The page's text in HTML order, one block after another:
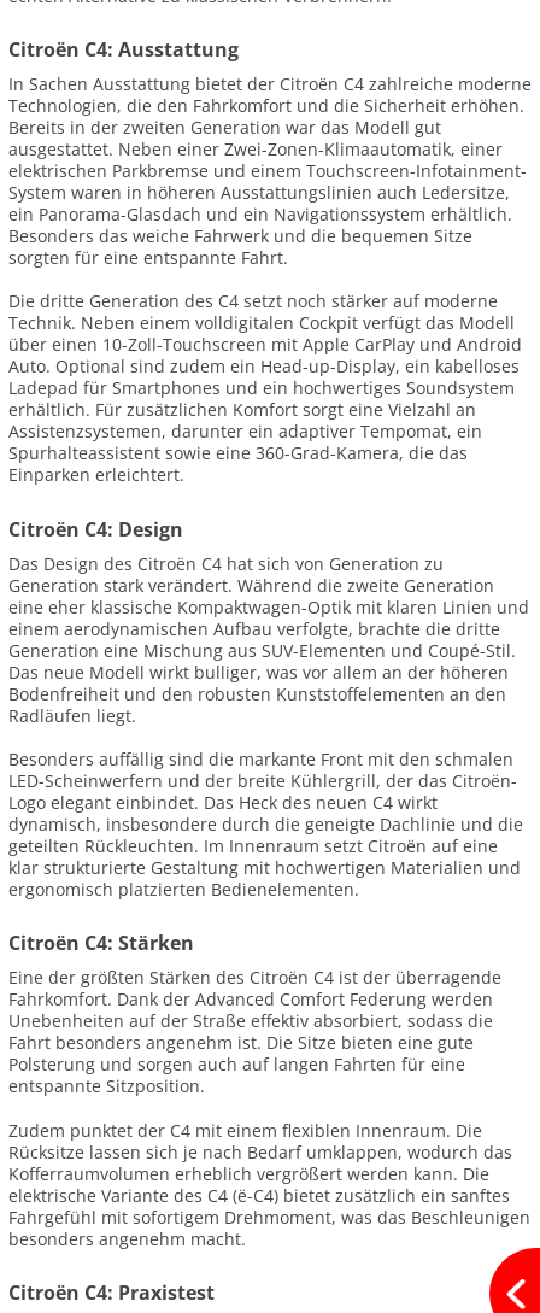
Citroën C4: Ausstattung
In Sachen Ausstattung bietet der Citroën C4 zahlreiche moderne
Technologien, die den Fahrkomfort und die Sicherheit erhöhen.
Bereits in der zweiten Generation war das Modell gut
ausgestattet. Neben einer Zwei-Zonen-Klimaautomatik, einer
elektrischen Parkbremse und einem Touchscreen-Infotainment-
System waren in höheren Ausstattungslinien auch Ledersitze,
ein Panorama-Glasdach und ein Navigationssystem erhältlich.
Besonders das weiche Fahrwerk und die bequemen Sitze
sorgten für eine entspannte Fahrt.
Die dritte Generation des C4 setzt noch stärker auf moderne
Technik. Neben einem volldigitalen Cockpit verfügt das Modell
über einen 10-Zoll-Touchscreen mit Apple CarPlay und Android
Auto. Optional sind zudem ein Head-up-Display, ein kabelloses
Ladepad für Smartphones und ein hochwertiges Soundsystem
erhältlich. Für zusätzlichen Komfort sorgt eine Vielzahl an
Assistenzsystemen, darunter ein adaptiver Tempomat, ein
Spurhalteassistent sowie eine 360-Grad-Kamera, die das
Einparken erleichtert.
Citroën C4: Design
Das Design des Citroën C4 hat sich von Generation zu
Generation stark verändert. Während die zweite Generation
eine eher klassische Kompaktwagen-Optik mit klaren Linien und
einem aerodynamischen Aufbau verfolgte, brachte die dritte
Generation eine Mischung aus SUV-Elementen und Coupé-Stil.
Das neue Modell wirkt bulliger, was vor allem an der höheren
Bodenfreiheit und den robusten Kunststoffelementen an den
Radläufen liegt.
Besonders auffällig sind die markante Front mit den schmalen
LED-Scheinwerfern und der breite Kühlergrill, der das Citroën-
Logo elegant einbindet. Das Heck des neuen C4 wirkt
dynamisch, insbesondere durch die geneigte Dachlinie und die
geteilten Rückleuchten. Im Innenraum setzt Citroën auf eine
klar strukturierte Gestaltung mit hochwertigen Materialien und
ergonomisch platzierten Bedienelementen.
Citroën C4: Stärken
Eine der größten Stärken des Citroën C4 ist der überragende
Fahrkomfort. Dank der Advanced Comfort Federung werden
Unebenheiten auf der Straße effektiv absorbiert, sodass die
Fahrt besonders angenehm ist. Die Sitze bieten eine gute
Polsterung und sorgen auch auf langen Fahrten für eine
entspannte Sitzposition.
Zudem punktet der C4 mit einem flexiblen Innenraum. Die
Rücksitze lassen sich je nach Bedarf umklappen, wodurch das
Kofferraumvolumen erheblich vergrößert werden kann. Die
elektrische Variante des C4 (ë-C4) bietet zusätzlich ein sanftes
Fahrgefühl mit sofortigem Drehmoment, was das Beschleunigen
besonders angenehm macht.
Citroën C4: Praxistest